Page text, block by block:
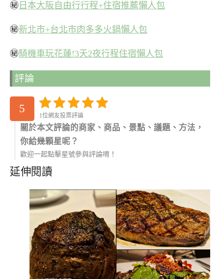
㊙ 日本大阪自由行行程+住宿推薦懶人包
㊙新北市+台北市肉多多火鍋懶人包
㊙騎機車玩花蓮!3天2夜行程住宿懶人包
評論
5
1位網友投票評論
關於本文評論的商家、商品、景點、議題、方法，
你給幾顆星呢？
歡迎一起點擊星號參與評論唷！
延伸閱讀